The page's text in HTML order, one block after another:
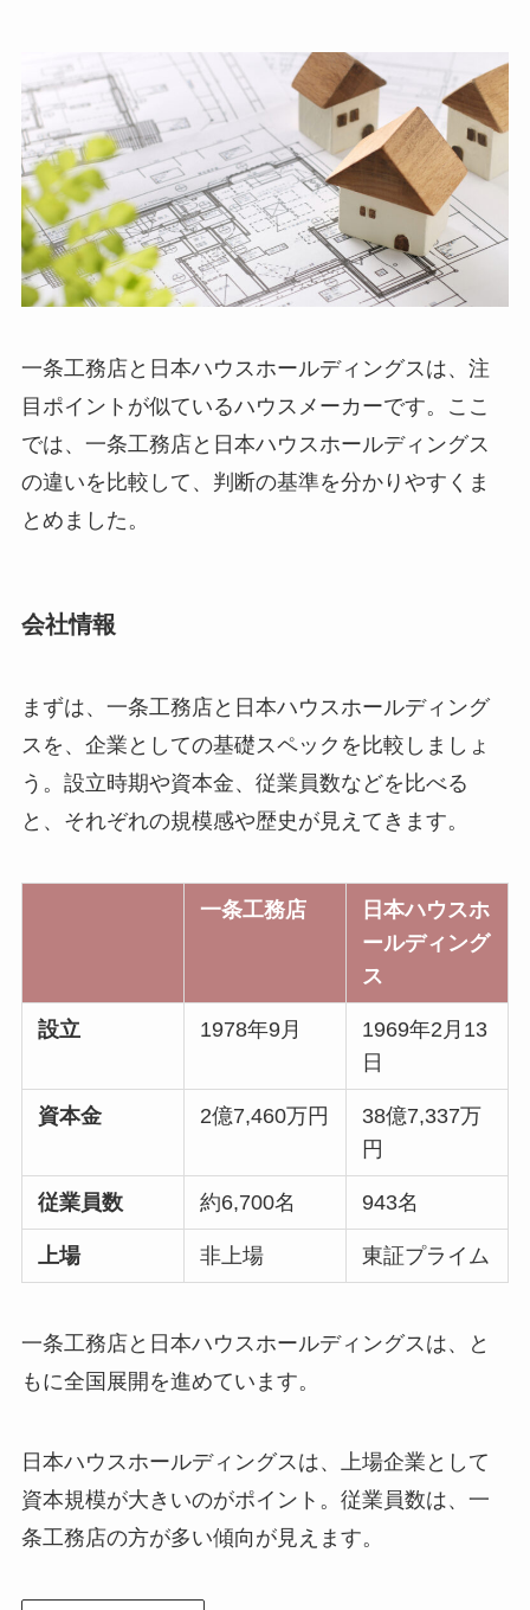
一条工務店と日本ハウスホールディングスは、注
目ポイントが似ているハウスメーカーです。ここ
では、一条工務店と日本ハウスホールディングス
の違いを比較して、判断の基準を分かりやすくま
とめました。
会社情報
まずは、一条工務店と日本ハウスホールディング
スを、企業としての基礎スペックを比較しましょ
う。設立時期や資本金、従業員数などを比べる
と、それぞれの規模感や歴史が見えてきます。
一条工務店
日本ハウスホ
ールディング
ス
設立 1978年9月
1969年2月13
日
資本金 2億7,460万円
38億7,337万
円
従業員数 約6,700名 943名
上場 非上場 東証プライム
一条工務店と日本ハウスホールディングスは、と
もに全国展開を進めています。
日本ハウスホールディングスは、上場企業として
資本規模が大きいのがポイント。従業員数は、一
条工務店の方が多い傾向が見えます。